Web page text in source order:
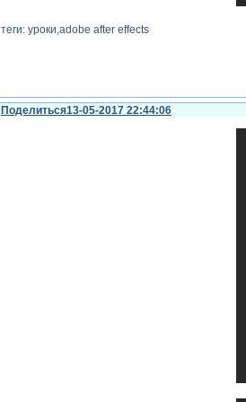
теги: уроки,adobe after effects
Поделиться13-05-2017 22:44:06